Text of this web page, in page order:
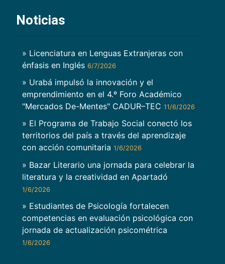
Noticias
» Licenciatura en Lenguas Extranjeras con
énfasis en Inglés 6/7/2026
» Urabá impulsó la innovación y el
emprendimiento en el 4.º Foro Académico
"Mercados De-Mentes" CADUR–TEC 11/6/2026
» El Programa de Trabajo Social conectó los
territorios del país a través del aprendizaje
con acción comunitaria 1/6/2026
» Bazar Literario una jornada para celebrar la
literatura y la creatividad en Apartadó
1/6/2026
» Estudiantes de Psicología fortalecen
competencias en evaluación psicológica con
jornada de actualización psicométrica
1/6/2026